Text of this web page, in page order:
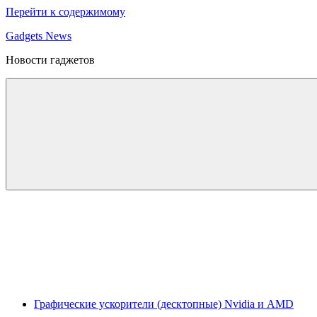
Перейти к содержимому
Gadgets News
Новости гаджетов
Графические ускорители (десктопные) Nvidia и AMD